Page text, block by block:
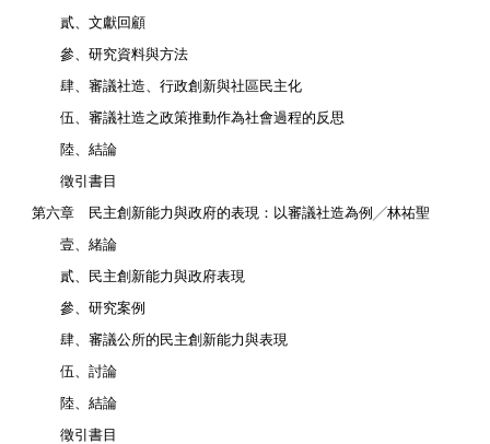
貳、文獻回顧
參、研究資料與方法
肆、審議社造、行政創新與社區民主化
伍、審議社造之政策推動作為社會過程的反思
陸、結論
徵引書目
第六章 民主創新能力與政府的表現：以審議社造為例╱林祐聖
壹、緒論
貳、民主創新能力與政府表現
參、研究案例
肆、審議公所的民主創新能力與表現
伍、討論
陸、結論
徵引書目